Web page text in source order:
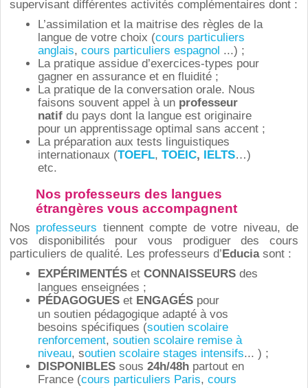
supervisant différentes activités complémentaires dont :
L’assimilation et la maitrise des règles de la
langue de votre choix (cours particuliers
anglais, cours particuliers espagnol ...) ;
La pratique assidue d’exercices-types pour
gagner en assurance et en fluidité ;
La pratique de la conversation orale. Nous
faisons souvent appel à unprofesseur
natif du pays dont la langue est originaire
pour un apprentissage optimal sans accent ;
La préparation aux tests linguistiques
internationaux (TOEFL, TOEIC, IELTS…)
etc.
Nos professeurs des langues
étrangères vous accompagnent
Nos professeurs tiennent compte de votre niveau, de
vos disponibilités pour vous prodiguer des cours
particuliers de qualité. Les professeurs d’Educia sont :
EXPÉRIMENTÉSet CONNAISSEURS des
langues enseignées ;
PÉDAGOGUES etENGAGÉSpour
un soutien pédagogique adapté à vos
besoins spécifiques (soutien scolaire
renforcement, soutien scolaire remise à
niveau, soutien scolaire stages intensifs... ) ;
DISPONIBLESsous 24h/48hpartout en
France (cours particuliers Paris, cours